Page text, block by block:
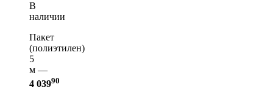
В
наличии
Пакет
(полиэтилен)
5
м —
4 03990